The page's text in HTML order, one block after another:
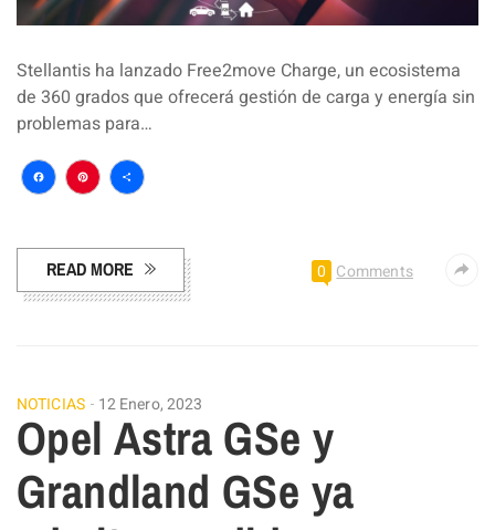
Stellantis ha lanzado Free2move Charge, un ecosistema
de 360 grados que ofrecerá gestión de carga y energía sin
problemas para…
Facebook
Pinterest
Compartir
READ MORE 0 Comments
NOTICIAS 12 Enero, 2023
Opel Astra GSe y
Grandland GSe ya